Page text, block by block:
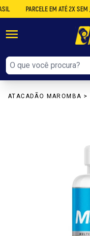
PARCELE EM ATÉ 2X SEM JUROS
ATACADÃO MAROMBA >